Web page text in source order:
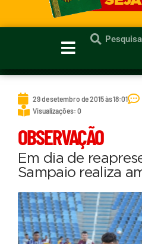
29 de setembro de 2015 às 18:01
Visualizações: 0
OBSERVAÇÃO
Em dia de
Sampaio realiza